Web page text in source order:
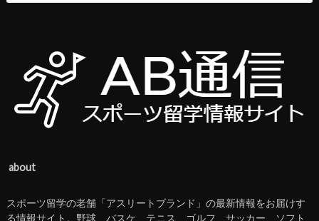
about
スポーツ留学の老舗「アスリートブランド」の最新情報をお届けす
る情報サイト。野球、バスケ、テニス、ゴルフ、サッカー、ソフト